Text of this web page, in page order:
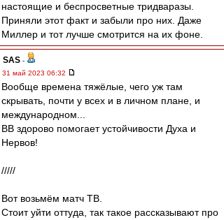
настоящие и беспросветные тридваразы.
Приняли этот факт и забыли про них. Даже
Миллер и тот лучше смотрится на их фоне.
SAS -
31 май 2023 06:32
Вообще времена тяжёлые, чего уж там
скрывать, почти у всех и в личном плане, и
международном...
ВВ здорово помогает устойчивости Духа и
Нервов!
/////
Вот возьмём матч ТВ.
Стоит уйти оттуда, так такое рассказывают про